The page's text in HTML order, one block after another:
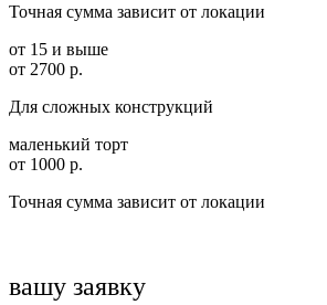
Точная сумма зависит от локации
от 15 и выше
от 2700 р.
Для сложных конструкций
маленький торт
от 1000 р.
Точная сумма зависит от локации
вашу заявку